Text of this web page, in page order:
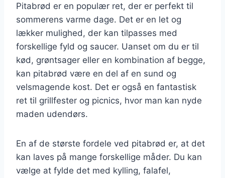
Pitabrød er en populær ret, der er perfekt til
sommerens varme dage. Det er en let og
lækker mulighed, der kan tilpasses med
forskellige fyld og saucer. Uanset om du er til
kød, grøntsager eller en kombination af begge,
kan pitabrød være en del af en sund og
velsmagende kost. Det er også en fantastisk
ret til grillfester og picnics, hvor man kan nyde
maden udendørs.
En af de største fordele ved pitabrød er, at det
kan laves på mange forskellige måder. Du kan
vælge at fylde det med kylling, falafel,